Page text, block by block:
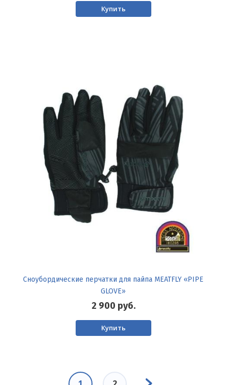
Купить
Сноубордические перчатки для пайпа MEATFLY «PIPE
GLOVE»
2 900 руб.
Купить
Следующая